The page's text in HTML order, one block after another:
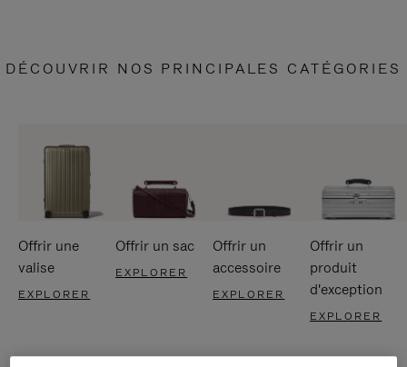
DÉCOUVRIR NOS PRINCIPALES CATÉGORIES
Offrir une
valise
EXPLORER
Offrir un sac
EXPLORER
Offrir un
accessoire
EXPLORER
Offrir un
produit
d'exception
EXPLORER